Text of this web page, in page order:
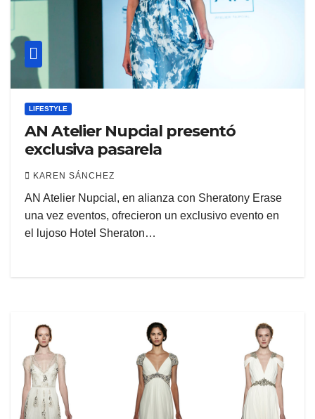
LIFESTYLE
AN Atelier Nupcial presentó
exclusiva pasarela
KAREN SÁNCHEZ
AN Atelier Nupcial, en alianza con Sheratony Erase
una vez eventos, ofrecieron un exclusivo evento en
el lujoso Hotel Sheraton…